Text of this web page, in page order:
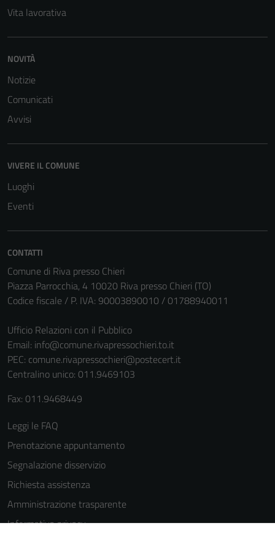
Vita lavorativa
NOVITÀ
Notizie
Comunicati
Avvisi
VIVERE IL COMUNE
Luoghi
Eventi
CONTATTI
Comune di Riva presso Chieri
Piazza Parrocchia, 4 10020 Riva presso Chieri (TO)
Codice fiscale / P. IVA: 90003890010 / 01788940011
Ufficio Relazioni con il Pubblico
Email: info@comune.rivapressochieri.to.it
PEC: comune.rivapressochieri@postecert.it
Centralino unico: 011.9469103
Fax: 011.9468449
Leggi le FAQ
Prenotazione appuntamento
Segnalazione disservizio
Richiesta assistenza
Amministrazione trasparente
Informativa privacy
per il
funzionamento
essere
disabilitati.